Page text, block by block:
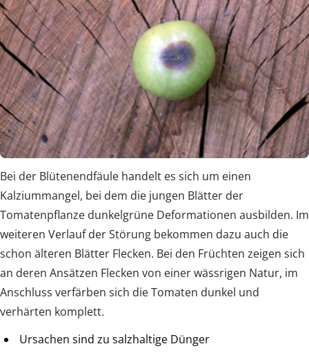
Bei der Blütenendfäule handelt es sich um einen
Kalziummangel, bei dem die jungen Blätter der
Tomatenpflanze dunkelgrüne Deformationen ausbilden. Im
weiteren Verlauf der Störung bekommen dazu auch die
schon älteren Blätter Flecken. Bei den Früchten zeigen sich
an deren Ansätzen Flecken von einer wässrigen Natur, im
Anschluss verfärben sich die Tomaten dunkel und
verhärten komplett.
Ursachen sind zu salzhaltige Dünger